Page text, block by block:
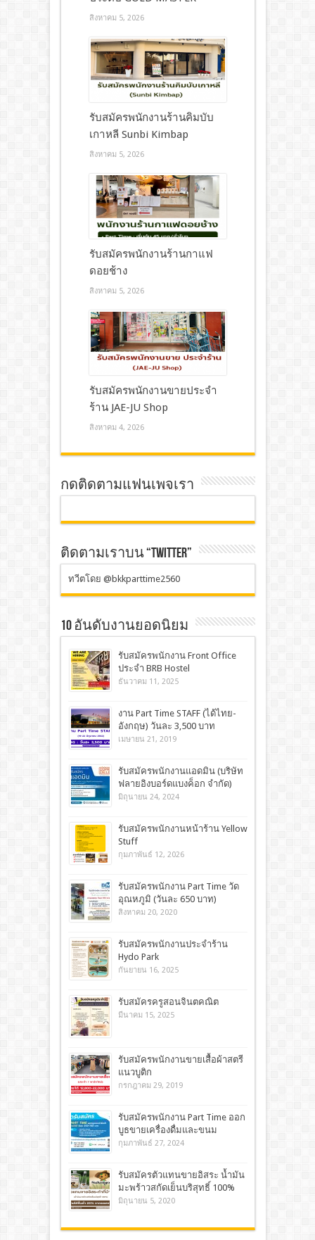
สิงหาคม 5, 2026
รับสมัครพนักงานร้านคิมบับ
เกาหลี Sunbi Kimbap
สิงหาคม 5, 2026
รับสมัครพนักงานร้านกาแฟ
ดอยช้าง
สิงหาคม 5, 2026
รับสมัครพนักงานขายประจำ
ร้าน JAE-JU Shop
สิงหาคม 4, 2026
กดติดตามแฟนเพจเรา
ติดตามเราบน “TWITTER”
ทวีตโดย @bkkparttime2560
10 อันดับงานยอดนิยม
รับสมัครพนักงาน Front Office
ประจำ BRB Hostel
ธันวาคม 11, 2025
งาน Part Time STAFF (ได้ไทย-
อังกฤษ) วันละ 3,500 บาท
เมษายน 21, 2019
รับสมัครพนักงานแอดมิน (บริษัท
ฟลายอิงบอร์ดแบงค็อก จำกัด)
มิถุนายน 24, 2024
รับสมัครพนักงานหน้าร้าน Yellow
Stuff
กุมภาพันธ์ 12, 2026
รับสมัครพนักงาน Part Time วัด
อุณหภูมิ (วันละ 650 บาท)
สิงหาคม 20, 2020
รับสมัครพนักงานประจำร้าน
Hydo Park
กันยายน 16, 2025
รับสมัครครูสอนจินตคณิต
มีนาคม 15, 2025
รับสมัคร​พนักงานขายเสื้อผ้าสตรี​
แนวบูติก
กรกฎาคม 29, 2019
รับสมัครพนักงาน Part Time ออก
บูธขายเครื่องดื่มและขนม
กุมภาพันธ์ 27, 2024
รับสมัครตัวแทนขายอิสระ น้ำมัน
มะพร้าวสกัดเย็นบริสุทธิ์ 100%
มิถุนายน 5, 2020